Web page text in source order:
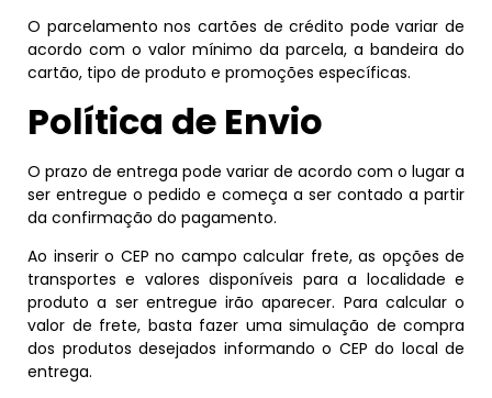
O parcelamento nos cartões de crédito pode variar de
acordo com o valor mínimo da parcela, a bandeira do
cartão, tipo de produto e promoções específicas.
Política de Envio
O prazo de entrega pode variar de acordo com o lugar a
ser entregue o pedido e começa a ser contado a partir
da confirmação do pagamento.
Ao inserir o CEP no campo calcular frete, as opções de
transportes e valores disponíveis para a localidade e
produto a ser entregue irão aparecer. Para calcular o
valor de frete, basta fazer uma simulação de compra
dos produtos desejados informando o CEP do local de
entrega.